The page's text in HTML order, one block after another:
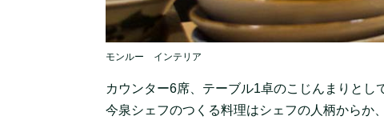
モンルー インテリア
カウンター6席、テーブル1卓のこじんまりとし
今泉シェフのつくる料理はシェフの人柄からか